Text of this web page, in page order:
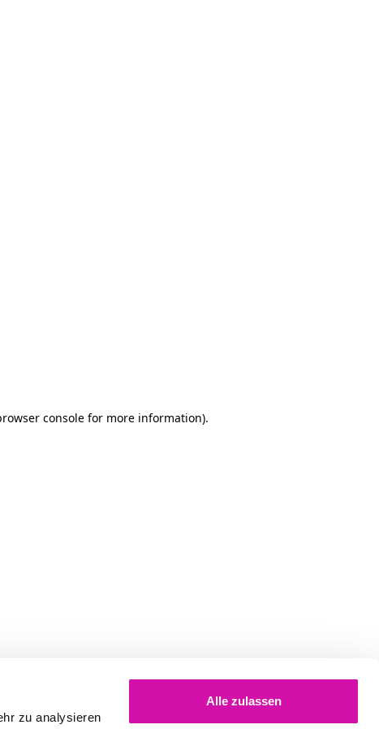
zu analysieren
Alle zulassen
console for more information).